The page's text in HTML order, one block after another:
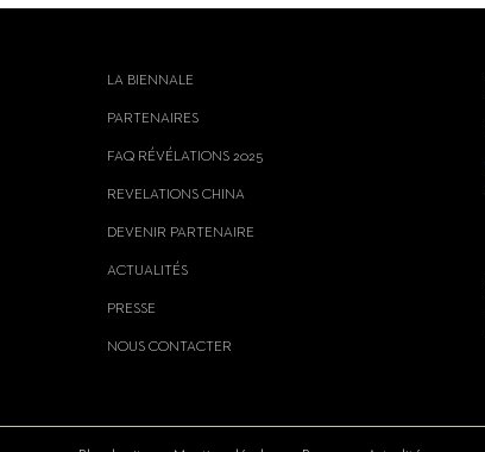
LA BIENNALE
PARTENAIRES
FAQ RÉVÉLATIONS 2025
REVELATIONS CHINA
DEVENIR PARTENAIRE
ACTUALITÉS
PRESSE
NOUS CONTACTER